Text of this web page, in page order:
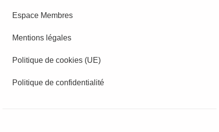
Espace Membres
Mentions légales
Politique de cookies (UE)
Politique de confidentialité